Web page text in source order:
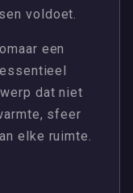
voldoet.
een
dat niet
sfeer
elke ruimte.